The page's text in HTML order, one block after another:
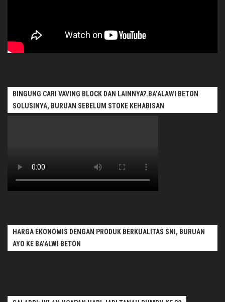
BINGUNG CARI VAVING BLOCK DAN LAINNYA?.BA’ALAWI BETON
SOLUSINYA, BURUAN SEBELUM STOKE KEHABISAN
HARGA EKONOMIS DENGAN PRODUK BERKUALITAS SNI, BURUAN
AYO KE BA’ALWI BETON